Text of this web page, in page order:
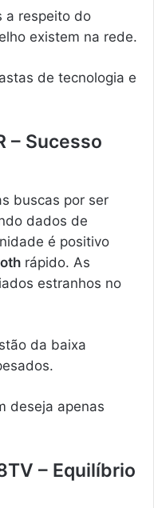
a respeito do
existem na rede.
de tecnologia e
– Sucesso
buscas por ser
dados de
é positivo
rápido. As
estranhos no
da baixa
deseja apenas
– Equilíbrio